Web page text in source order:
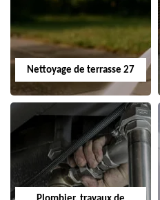
Nettoyage de terrasse 27